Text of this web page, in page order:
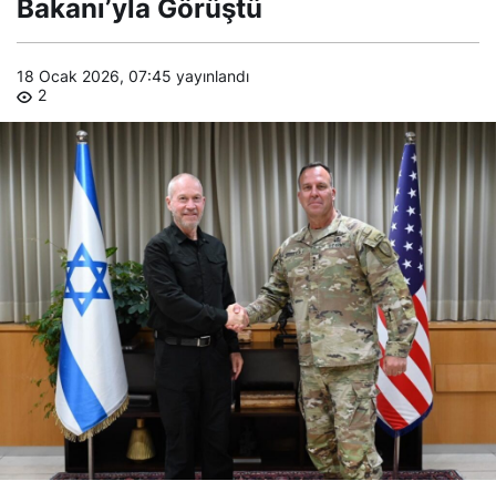
18 Ocak 2026, 07:45 yayınlandı
2